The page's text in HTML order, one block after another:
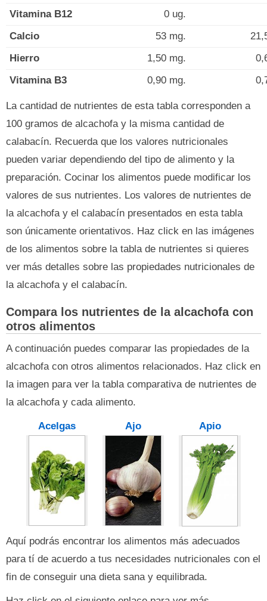
Vitamina B12
0 ug.
Calcio
53 mg.
Hierro
1,50 mg.
Vitamina B3
0,90 mg.
La cantidad de nutrientes de esta tabla corresponden a
100 gramos de alcachofa y la misma cantidad de
calabacín. Recuerda que los valores nutricionales
pueden variar dependiendo del tipo de alimento y la
preparación. Cocinar los alimentos puede modificar los
valores de sus nutrientes. Los valores de nutrientes de
la alcachofa y el calabacín presentados en esta tabla
son únicamente orientativos. Haz click en las imágenes
de los alimentos sobre la tabla de nutrientes si quieres
ver más detalles sobre las propiedades nutricionales de
la alcachofa y el calabacín.
Compara los nutrientes de la alcachofa con
otros alimentos
A continuación puedes comparar las propiedades de la
alcachofa con otros alimentos relacionados. Haz click en
la imagen para ver la tabla comparativa de nutrientes de
la alcachofa y cada alimento.
Acelgas Ajo Apio
Aquí podrás encontrar los alimentos más adecuados
para tí de acuerdo a tus necesidades nutricionales con el
fin de conseguir una dieta sana y equilibrada.